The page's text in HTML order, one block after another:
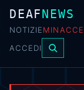
DEAFNEWS
NOTIZIEMINACCE
ACCEDI